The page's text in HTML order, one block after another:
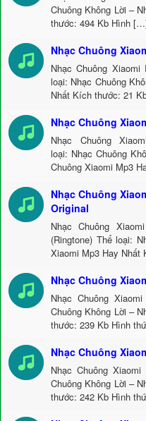
Chuông Không Lời –
thước: 494 Kb Hình
Nhạc Chuông
Nhạc Chuông Xiaomi
loại: Nhạc Chuông
Nhất Kích thước: 21
Nhạc Chuông
Nhạc Chuông
loại: Nhạc Chuông
Chuông Xiaomi Mp3
Nhạc Chuông
Original
Nhạc Chuông
(Ringtone) Thể loại:
Xiaomi Mp3 Hay
Nhạc Chuông
Nhạc Chuông
Chuông Không Lời –
thước: 239 Kb Hình
Nhạc Chuông
Nhạc Chuông
Chuông Không Lời –
thước: 242 Kb Hình